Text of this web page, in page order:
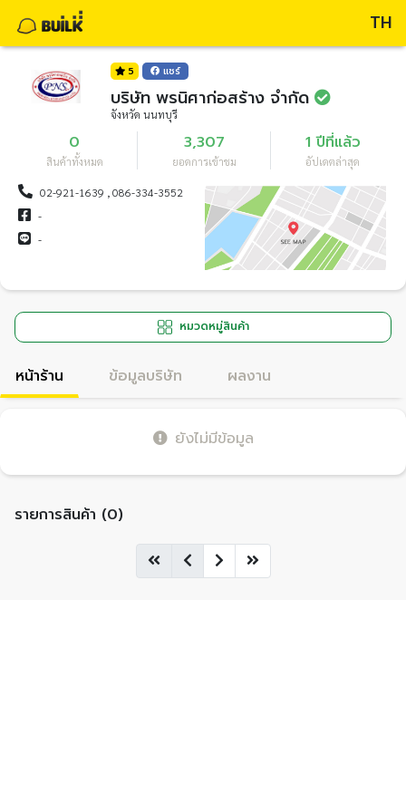
TH
5 แชร์
บริษัท พรนิศาก่อสร้าง จำกัด
จังหวัด นนทบุรี
0
สินค้าทั้งหมด
3,307
ยอดการเข้าชม
1 ปีที่แล้ว
อัปเดตล่าสุด
02-921-1639 , 086-334-3552
-
-
หมวดหมู่สินค้า
หน้าร้าน ข้อมูลบริษัท ผลงาน
ยังไม่มีข้อมูล
รายการสินค้า (0)